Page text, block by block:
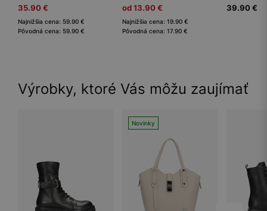
35.90 €
Najnižšia cena: 59.90 €
Pôvodná cena: 59.90 €
od 13.90 €
Najnižšia cena: 19.90 €
Pôvodná cena: 17.90 €
39.90 €
Výrobky, ktoré Vás môžu zaujímať
Novinky